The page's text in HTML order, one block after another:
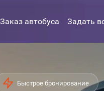
Заказ автобуса Задать
Быстрое бронирование